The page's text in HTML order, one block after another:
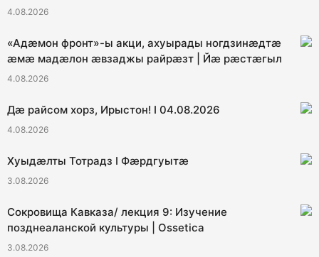
4.08.2026
«Адæмон фронт»-ы акци, ахуырады ногдзинæдтæ
æмæ мадæлон æвзаджы райрæзт | Йæ рæстæгыл
4.08.2026
Дæ райсом хорз, Ирыстон! I 04.08.2026
4.08.2026
Хуыдæлты Тотрадз I Фæрдгуытæ
3.08.2026
Сокровища Кавказа/ лекция 9: Изучение
позднеаланской культуры | Ossetica
3.08.2026